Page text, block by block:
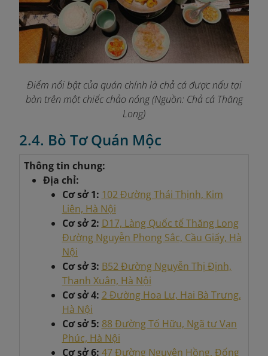
Điểm nổi bật của quán chính là chả cá được nấu tại
bàn trên một chiếc chảo nóng(Nguồn: Chả cá Thăng
Long)
2.4. Bò Tơ Quán Mộc
Thông tin chung:
Địa chỉ:
Cơ sở 1: 102 Đường Thái Thịnh, Kim
Liên, Hà Nội
Cơ sở 2: D17, Làng Quốc tế Thăng Long
Đường Nguyễn Phong Sắc, Cầu Giấy, Hà
Nội
Cơ sở 3: B52 Đường Nguyễn Thị Định,
Thanh Xuân, Hà Nội
Cơ sở 4: 2 Đường Hoa Lư, Hai Bà Trưng,
Hà Nội
Cơ sở 5: 88 Đường Tố Hữu, Ngã tư Vạn
Phúc, Hà Nội
Cơ sở 6: 47 Đường Nguyên Hồng, Đống